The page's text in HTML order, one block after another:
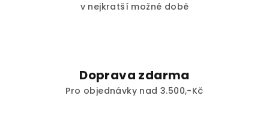
v nejkratší možné době
Doprava zdarma
Pro objednávky nad 3.500,-Kč